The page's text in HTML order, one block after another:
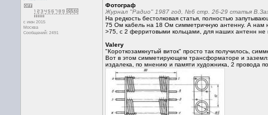
с июн 2015
Москва
Сообщений: 2491
Фотограф
Журнал "Радио" 1987 год, №6 стр. 26-29 статья
На редкость бестолковая статья, полностью
75 Ом кабель на 18 Ом симметричную антенну. А нам
>75, с 2 ферритовыми кольцами, для наших антенн не
Valery
"Короткозамкнутый виток" просто так получилось,
Вот в этом симметирующем трансформаторе и
издалека, по мнению и памяти художника, 2 провода